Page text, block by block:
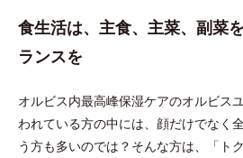
食生活は、主食、主菜、副菜
ランスを
オルビス内最高峰保湿ケアのオルビス
われている方の中には、顔だけでなく
う方も多いのでは？そんな方は、「ト